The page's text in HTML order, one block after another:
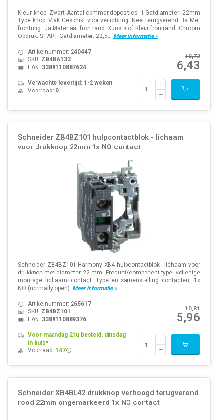
Kleur knop: Zwart Aantal commandoposities: 1 Gatdiameter: 22mm
Type knop: Vlak Geschikt voor verlichting: Nee Terugverend: Ja Met
frontring: Ja Materiaal frontrand: Kunststof Kleur frontrand: Chroom
Opdruk: START Gatdiameter: 22,5... Meer informatie »
10,72
6,43
Artikelnummer: 240447
SKU: ZB4BA133
EAN: 3389110887624
Verwachte levertijd: 1-2 weken
Voorraad: 0
Schneider ZB4BZ101 hulpcontactblok - lichaam
voor drukknop 22mm 1x NO contact
Schneider ZB4BZ101 Harmony XB4 hulpcontactblok - lichaam voor
drukknop met diameter 22 mm. Product/component type: volledige
montage lichaam+contact. Type en samenstelling contacten: 1x
NO (normally open). Meer informatie »
10,81
5,96
Artikelnummer: 265617
SKU: ZB4BZ101
EAN: 3389110889376
Voor maandag 21u besteld, dinsdag
in huis*
Voorraad: 147
Schneider XB4BL42 drukknop verhoogd terugverend
rood 22mm ongemarkeerd 1x NC contact